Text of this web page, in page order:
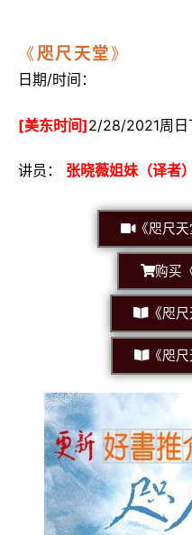
《咫尺天堂》
日期/时间：
[美东时间]2/28/2021周
讲员： 张晓薇姐妹（译者）
《咫尺
购买
《咫尺
《咫尺